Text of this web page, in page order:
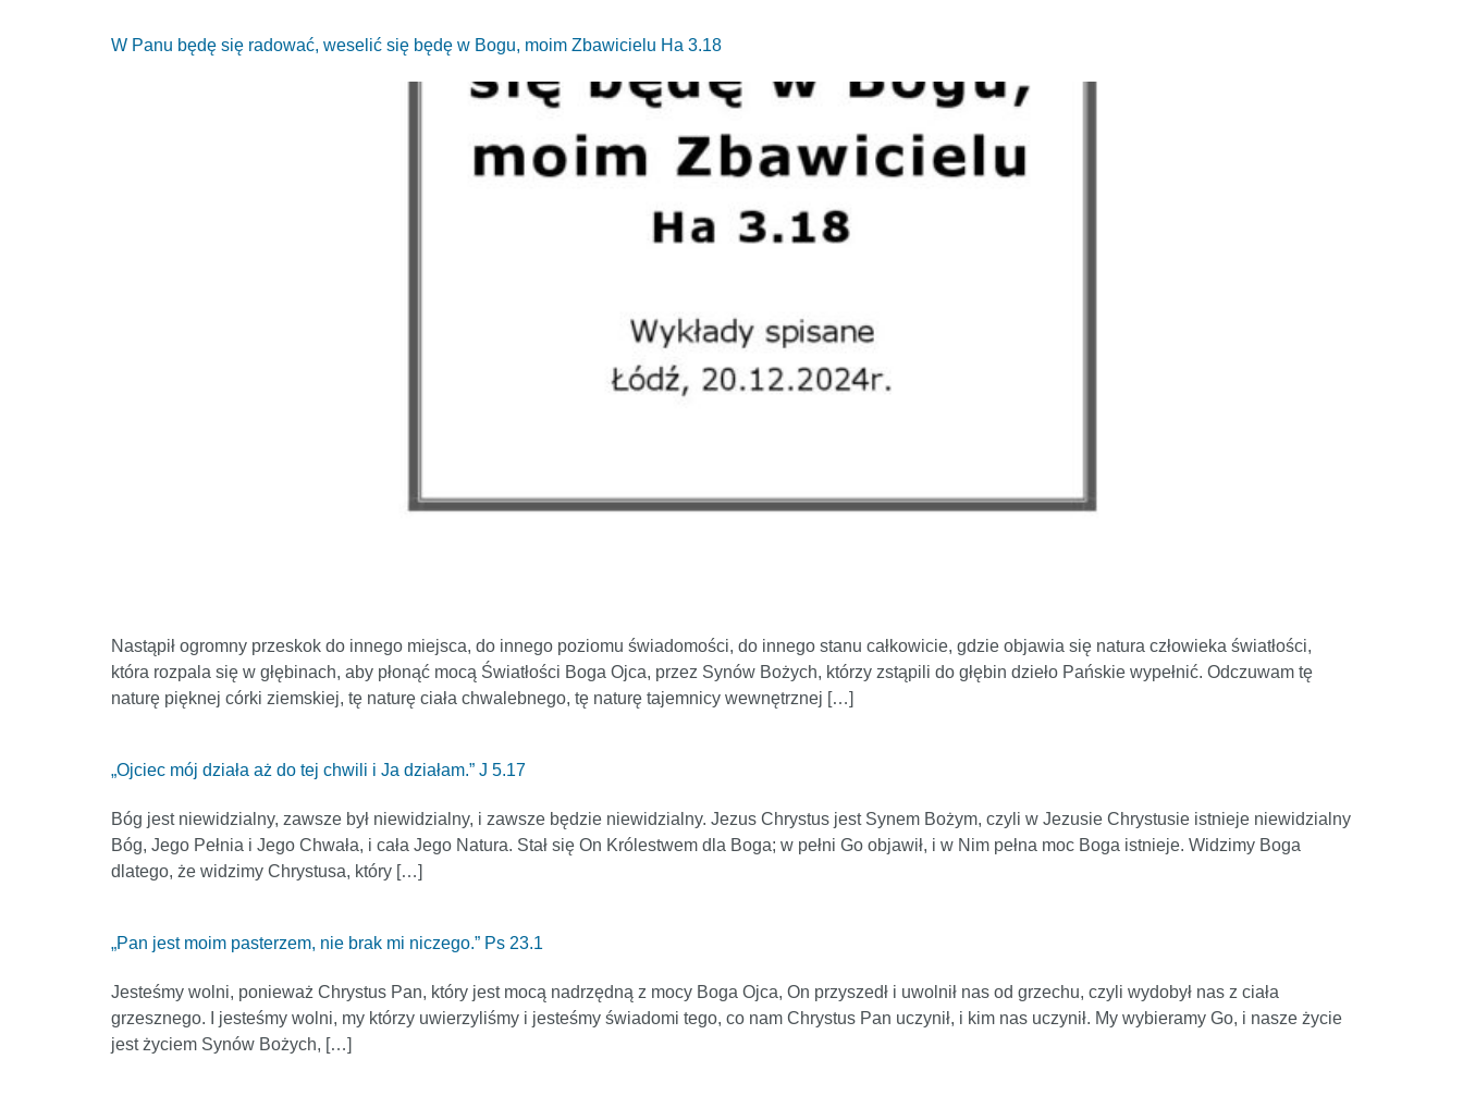
W Panu będę się radować, weselić się będę w Bogu, moim Zbawicielu Ha 3.18
Nastąpił ogromny przeskok do innego miejsca, do innego poziomu świadomości, do innego stanu całkowicie, gdzie objawia się natura człowieka światłości,
która rozpala się w głębinach, aby płonąć mocą Światłości Boga Ojca, przez Synów Bożych, którzy zstąpili do głębin dzieło Pańskie wypełnić. Odczuwam tę
naturę pięknej córki ziemskiej, tę naturę ciała chwalebnego, tę naturę tajemnicy wewnętrznej […]
„Ojciec mój działa aż do tej chwili i Ja działam.” J 5.17
Bóg jest niewidzialny, zawsze był niewidzialny, i zawsze będzie niewidzialny. Jezus Chrystus jest Synem Bożym, czyli w Jezusie Chrystusie istnieje niewidzialny
Bóg, Jego Pełnia i Jego Chwała, i cała Jego Natura. Stał się On Królestwem dla Boga; w pełni Go objawił, i w Nim pełna moc Boga istnieje. Widzimy Boga
dlatego, że widzimy Chrystusa, który […]
„Pan jest moim pasterzem, nie brak mi niczego.” Ps 23.1
Jesteśmy wolni, ponieważ Chrystus Pan, który jest mocą nadrzędną z mocy Boga Ojca, On przyszedł i uwolnił nas od grzechu, czyli wydobył nas z ciała
grzesznego. I jesteśmy wolni, my którzy uwierzyliśmy i jesteśmy świadomi tego, co nam Chrystus Pan uczynił, i kim nas uczynił. My wybieramy Go, i nasze życie
jest życiem Synów Bożych, […]